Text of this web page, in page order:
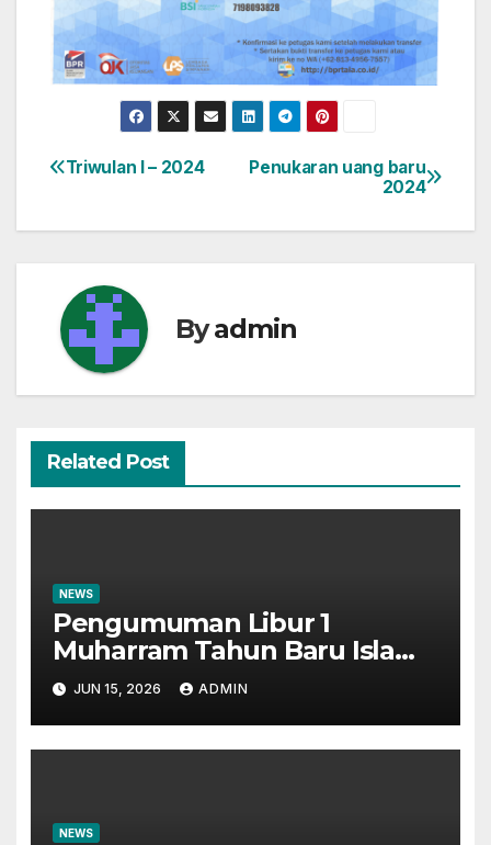
Navigasi
pos
Penukaran uang baru
2024
Triwulan I – 2024
Byadmin
Related Post
NEWS
Pengumuman Libur 1
Muharram Tahun Baru Islam
1448H
JUN 15, 2026 ADMIN
NEWS